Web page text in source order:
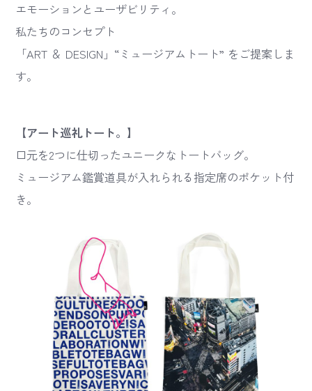
エモーションとユーザビリティ。
私たちのコンセプト
「ART ＆ DESIGN」“ミュージアムトート” をご提案しま
す。
【アート巡礼トート。】
口元を2つに仕切ったユニークなトートバッグ。
ミュージアム鑑賞道具が入れられる指定席のポケット付
き。